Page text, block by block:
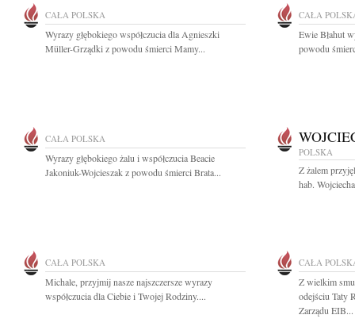
CAŁA POLSKA
Wyrazy głębokiego współczucia dla Agnieszki
Müller-Grządki z powodu śmierci Mamy...
CAŁA
Ewie Błahut
powodu
CAŁA POLSKA
Wyrazy głębokiego żalu i współczucia Beacie
Jakoniuk-Wojcieszak z powodu śmierci Brata...
POLSKA
Z żalem
hab.
CAŁA POLSKA
Michale, przyjmij nasze najszczersze wyrazy
współczucia dla Ciebie i Twojej Rodziny....
CAŁA
Z wielkim
odejściu Taty
Zarządu EIB...